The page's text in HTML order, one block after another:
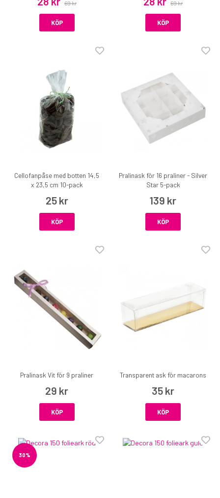
69 kr
KÖP
69 kr
KÖP
Cellofanpåse med botten 14,5
x 23,5 cm 10-pack
25 kr
KÖP
Pralinask för 16 praliner - Silver
Star 5-pack
139 kr
KÖP
Pralinask Vit för 9 praliner
29 kr
KÖP
Transparent ask för macarons
35 kr
KÖP
30%